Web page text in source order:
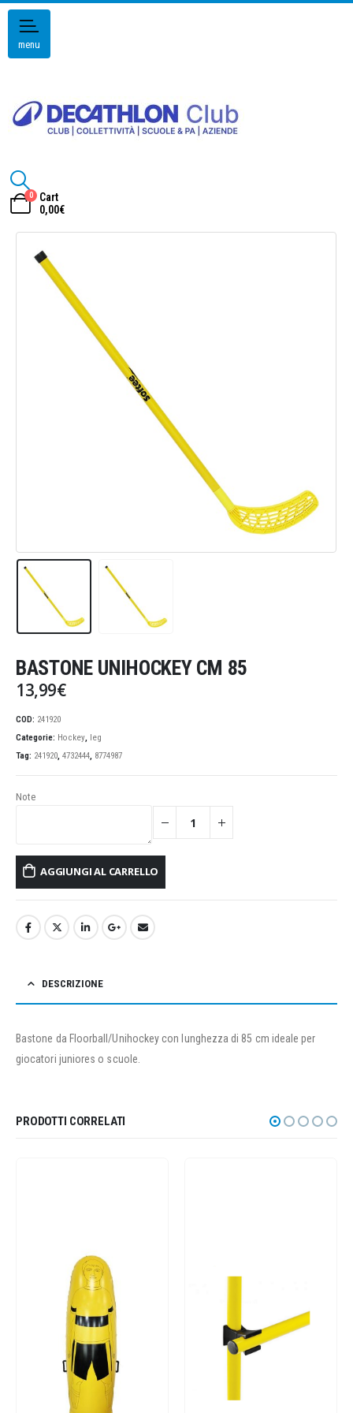
menu
0
Cart
0,00€
BASTONE UNIHOCKEY CM 85
13,99€
COD: 241920
Categorie: Hockey, leg
Tag: 241920, 4732444, 8774987
Note
AGGIUNGI AL CARRELLO
DESCRIZIONE
Bastone da Floorball/Unihockey con lunghezza di 85 cm ideale per
giocatori juniores o scuole.
PRODOTTI CORRELATI